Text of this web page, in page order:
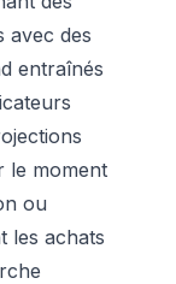
avec des
entraînés
le moment
ou
les achats